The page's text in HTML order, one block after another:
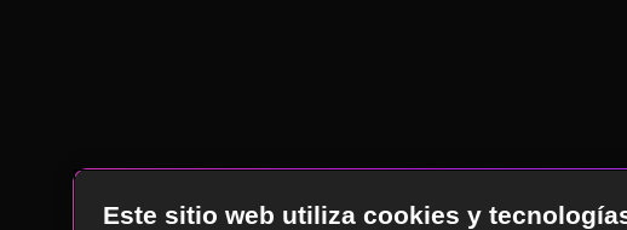
Este sitio web utiliza cookies y